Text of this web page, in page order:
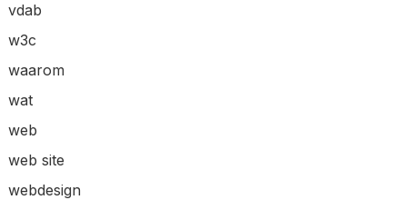
vdab
w3c
waarom
wat
web
web site
webdesign